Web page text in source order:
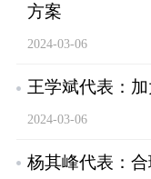
方案
2024-03-06
王学斌代表：
2024-03-06
杨其峰代表：